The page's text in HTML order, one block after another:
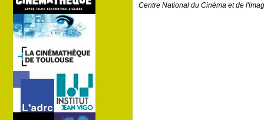
Centre National du Cinéma et de